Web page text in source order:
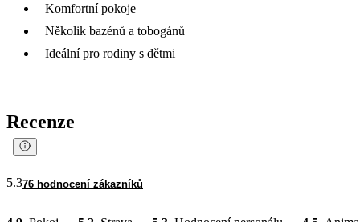
Komfortní pokoje
Několik bazénů a tobogánů
Ideální pro rodiny s dětmi
Recenze
5.376 hodnocení zákazníků